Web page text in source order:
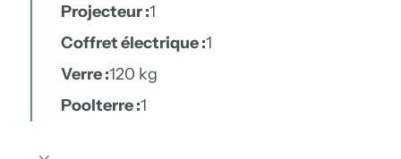
Projecteur :1
Coffret électrique :1
Verre :120 kg
Poolterre :1